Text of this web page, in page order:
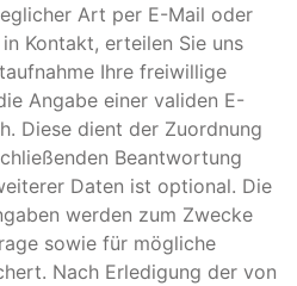
Art per E-Mail oder
Kontakt, erteilen Sie uns
Ihre freiwillige
Angabe einer validen E-
Diese dient der Zuordnung
Beantwortung
Daten ist optional. Die
werden zum Zwecke
sowie für mögliche
Nach Erledigung der von